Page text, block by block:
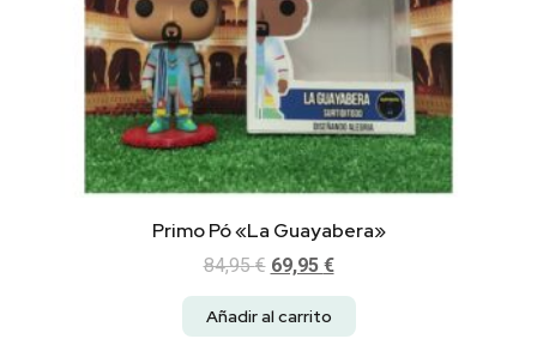
Primo Pó «La Guayabera»
84,95€ 69,95 €
Añadir al carrito